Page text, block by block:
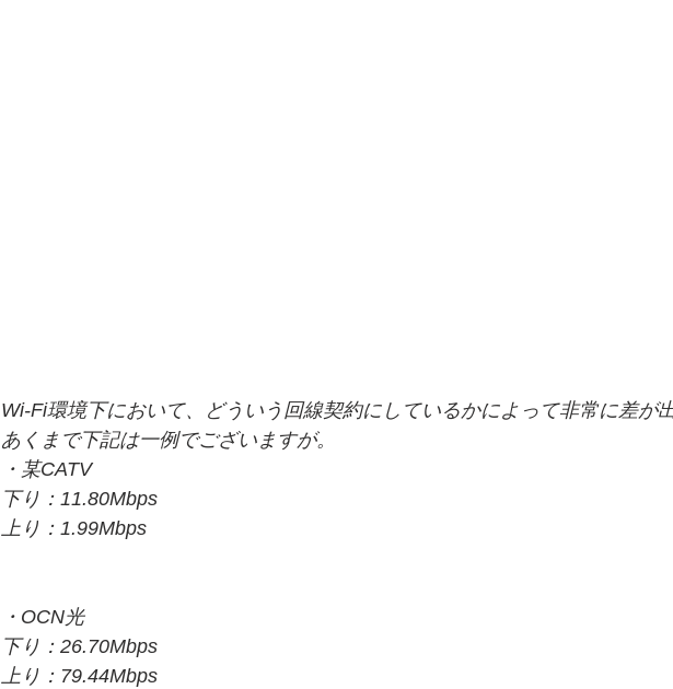
Wi-Fi環境下において、どういう回線契約にしているかによって非常に差が
あくまで下記は一例でございますが。
・某CATV
下り：11.80Mbps
上り：1.99Mbps
・OCN光
下り：26.70Mbps
上り：79.44Mbps